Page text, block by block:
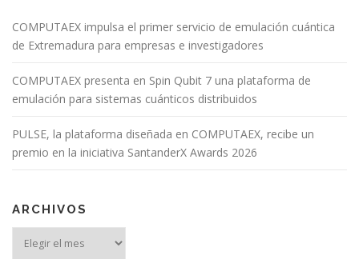
COMPUTAEX impulsa el primer servicio de emulación cuántica
de Extremadura para empresas e investigadores
COMPUTAEX presenta en Spin Qubit 7 una plataforma de
emulación para sistemas cuánticos distribuidos
PULSE, la plataforma diseñada en COMPUTAEX, recibe un
premio en la iniciativa SantanderX Awards 2026
ARCHIVOS